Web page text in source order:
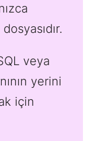
veya
yerini
için